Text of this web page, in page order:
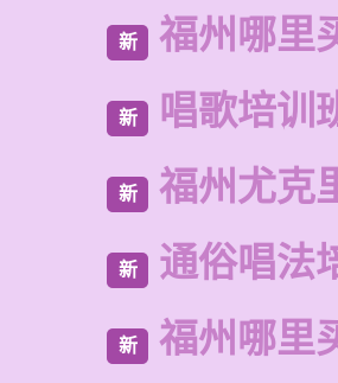
新 福州哪里
新 唱歌培训
新 福州尤克
新 通俗唱法
新 福州哪里